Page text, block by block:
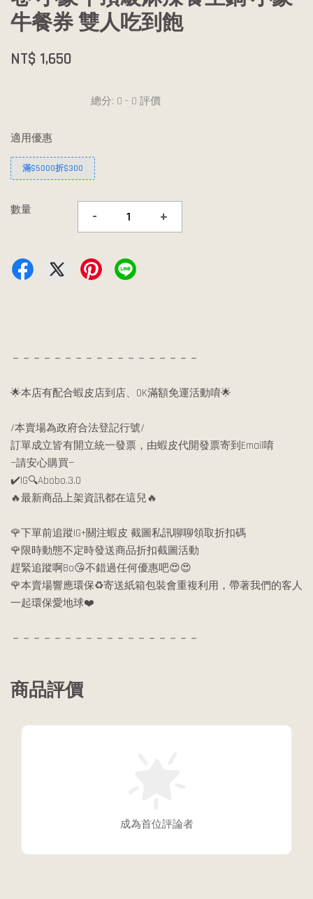
牛餐券 雙人吃到飽
NT$ 1,650
總分: 0 - 0 評價
適用優惠
滿$5000折$300
數量 - +
－－－－－－－－－－－－－－－－－－
🌟本店有配合蝦皮店到店、OK滿額免運活動唷🌟
/本賣場為政府合法登記行號/
訂單成立皆有開立統一發票，由蝦皮代開發票寄到Email唷
—請安心購買—
✔️IG🔍Abobo.3.0
🔥最新商品上架資訊都在這兒🔥
🌹下單前追蹤IG+關注蝦皮 截圖私訊聊聊領取折扣碼
🌹限時動態不定時發送商品折扣截圖活動
趕緊追蹤啊Bo😘不錯過任何優惠吧😍😍
🌹本賣場響應環保♻️寄送紙箱包裝會重複利用，帶著我們的客人
一起環保愛地球❤️
－－－－－－－－－－－－－－－－－－
商品評價
成為首位評論者